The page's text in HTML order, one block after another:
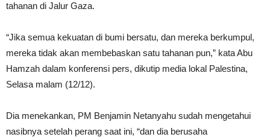
tahanan di Jalur Gaza.
“Jika semua kekuatan di bumi bersatu, dan mereka berkumpul,
mereka tidak akan membebaskan satu tahanan pun,” kata Abu
Hamzah dalam konferensi pers, dikutip media lokal Palestina,
Selasa malam (12/12).
Dia menekankan, PM Benjamin Netanyahu sudah mengetahui
nasibnya setelah perang saat ini, “dan dia berusaha